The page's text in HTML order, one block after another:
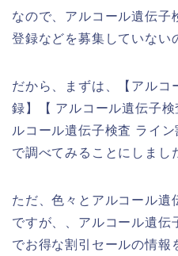
なので、アルコール遺伝子
登録などを募集していない
だから、まずは、【アルコ
録】【 アルコール遺伝子
ルコール遺伝子検査 ライ
で調べてみることにしまし
ただ、色々とアルコール遺
ですが、、アルコール遺伝
でお得な割引セールの情報